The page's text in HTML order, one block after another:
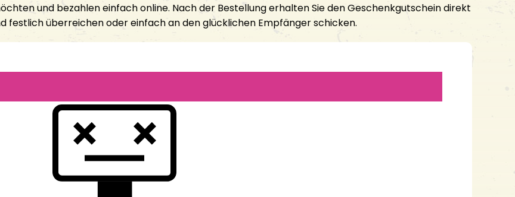
und bezahlen einfach online. Nach der Bestellung erhalten Sie den Geschenkgutschein direkt
festlich überreichen oder einfach an den glücklichen Empfänger schicken.